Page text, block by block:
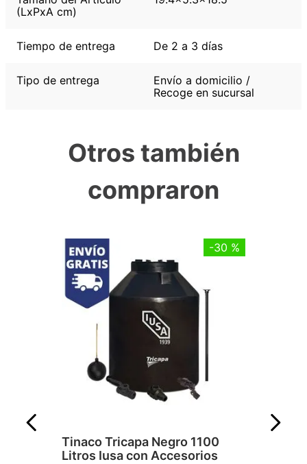
(LxPxA cm)
Tiempo de entrega De 2 a 3 días
Tipo de entrega
Envío a domicilio /
Recoge en sucursal
Otros también
compraron
-30 %
Tinaco Tricapa Negro 1100
Litros Iusa con Accesorios